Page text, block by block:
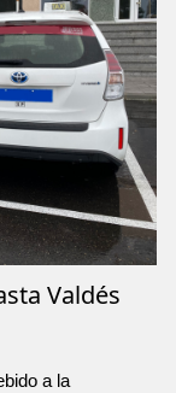
Valdés
a la